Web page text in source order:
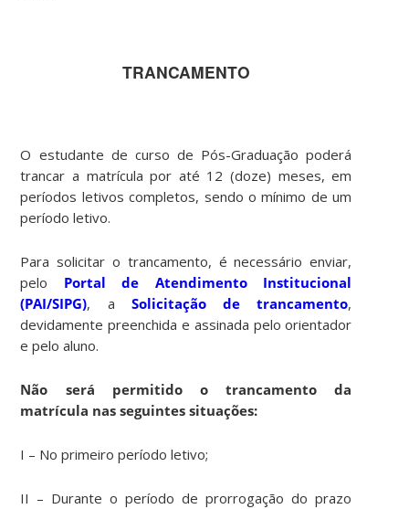
TRANCAMENTO
O estudante de curso de Pós-Graduação poderá
trancar a matrícula por até 12 (doze) meses, em
períodos letivos completos, sendo o mínimo de um
período letivo.
Para solicitar o trancamento, é necessário enviar,
pelo Portal de Atendimento Institucional
(PAI/SIPG), a Solicitação de trancamento,
devidamente preenchida e assinada pelo orientador
e pelo aluno.
Não será permitido o trancamento da
matrícula nas seguintes situações:
I – No primeiro período letivo;
II – Durante o período de prorrogação do prazo